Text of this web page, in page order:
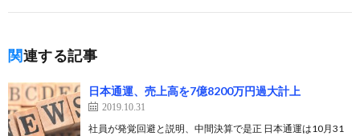
関連する記事
日本通運、売上高を7億8200万円過大計上
2019.10.31
社員が発覚回避と説明、中間決算で是正 日本通運は10月31